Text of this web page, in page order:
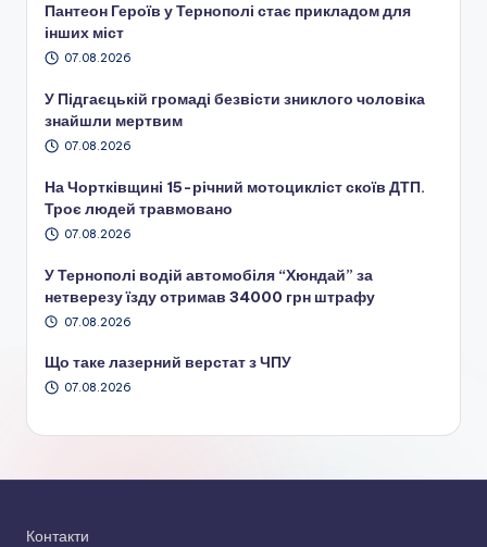
Пантеон Героїв у Тернополі стає прикладом для
інших міст
07.08.2026
У Підгаєцькій громаді безвісти зниклого чоловіка
знайшли мертвим
07.08.2026
На Чортківщині 15-річний мотоцикліст скоїв ДТП.
Троє людей травмовано
07.08.2026
У Тернополі водій автомобіля “Хюндай” за
нетверезу їзду отримав 34000 грн штрафу
07.08.2026
Що таке лазерний верстат з ЧПУ
07.08.2026
Контакти